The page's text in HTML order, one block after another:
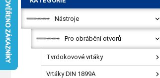
Nástroje
Pro obrábění otvorů
Tvrdokovové vrtáky
Vrtáky DIN 1899A